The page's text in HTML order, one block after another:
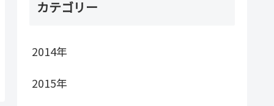
カテゴリー
2014年
2015年